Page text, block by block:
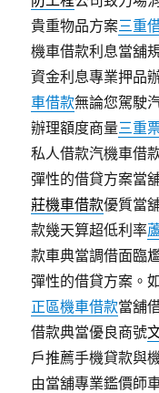
貴重物品方案三重
機車借款利息當舖
資金利息專業押品
車借款無論您駕駛
辦理額度商量三重
私人借款汽機車借
彈性的借貸方案當
莊機車借款優質當
款幾天算超低利率
款車典當調借面臨
彈性的借貸方案。
正區機車借款當舖
借款典當優良商號
戶推薦手機貸款與
由當舖專業鑑價師